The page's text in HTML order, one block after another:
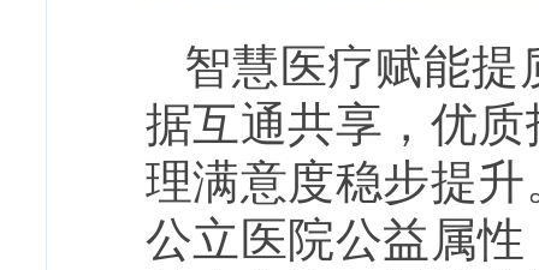
智慧医疗赋能提
据互通共享，优
理满意度稳步提
公立医院公益属